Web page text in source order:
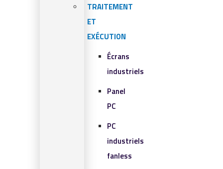
TRAITEMENT
ET
EXÉCUTION
Écrans
industriels
Panel
PC
PC
industriels
fanless